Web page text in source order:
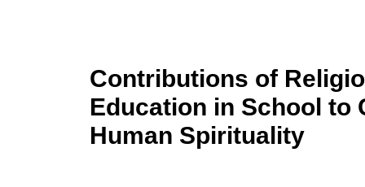
Contributions of
Education in School to
Human Spirituality